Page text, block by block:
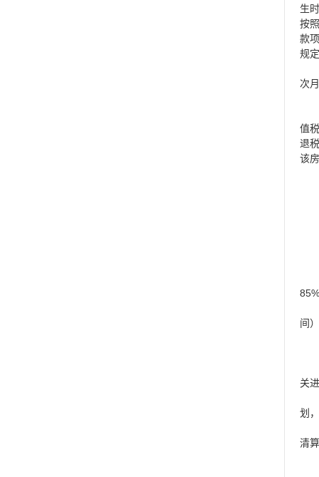
生
按
款
规
次
值税
退
该
间
关
划
清